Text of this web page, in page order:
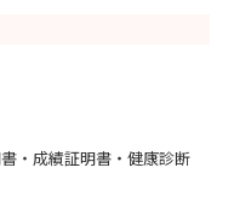
・成績証明書・健康診断